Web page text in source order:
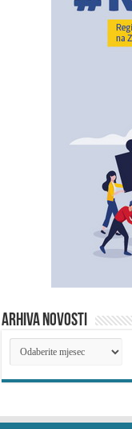
ARHIVA NOVOSTI
ARHIVA
NOVOSTI